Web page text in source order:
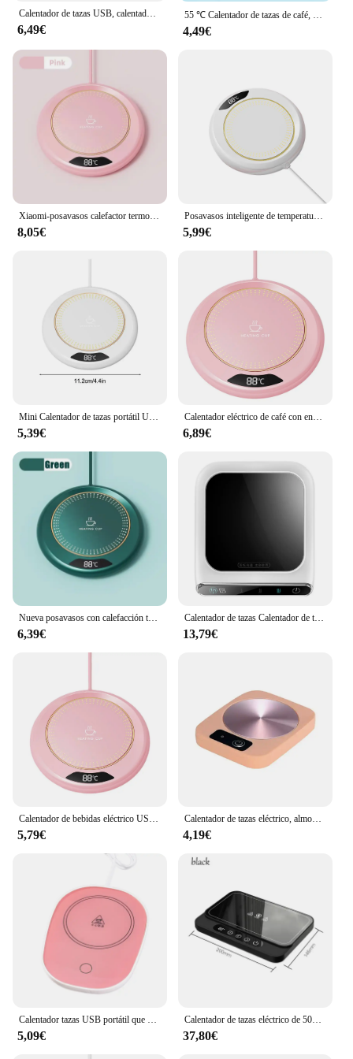
Calentador de tazas USB, calentador eléctrico de tazas de café, té y leche, posavasos de calefacción para el hogar y la Oficina, calentador de tazas de escritorio USB
6,49€
55 ℃ Calentador de tazas de café, posavasos con calefacción de temperatura constante, juego de alfombrillas eléctricas USB para leche, agua, regalo para el hogar y la Oficina
4,49€
Xiaomi-posavasos calefactor termostático USB, taza calefactora para el hogar, ajuste de 3 velocidades, calefacción de 55 grados, temperatura constante, nuevo
8,05€
Posavasos inteligente de temperatura constante, almohadilla calefactora de agua, té y leche, USB, 3 Ajustes de temperatura, calentador de tazas para té y agua, Oficina
5,99€
5,39€
Calentador eléctrico de café con enchufe USB, calentador de tazas portátil con 3 Ajustes de temperatura, para calentar café, bebidas, leche y té
6,89€
6,39€
Calentador de tazas Calentador de tazas 100 ° C Tetera caliente 5 engranajes calentador posavasos placa caliente eléctrica Mini cocina de inducción almohadilla calefactora
13,79€
5,79€
Calentador de tazas eléctrico, almohadilla calefactora de agua para té de la leche, calentador de tazas, posavasos termostático constante, regalo de oficina en casa de baja potencia
4,19€
5,09€
Calentador de tazas eléctrico de 50W, placa caliente de 9 engranajes, calentador de temperatura, posavasos de calefacción, fiambrera, leche, café, hogar y oficina, 220V
37,80€